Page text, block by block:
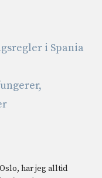
i Spania
har jeg alltid